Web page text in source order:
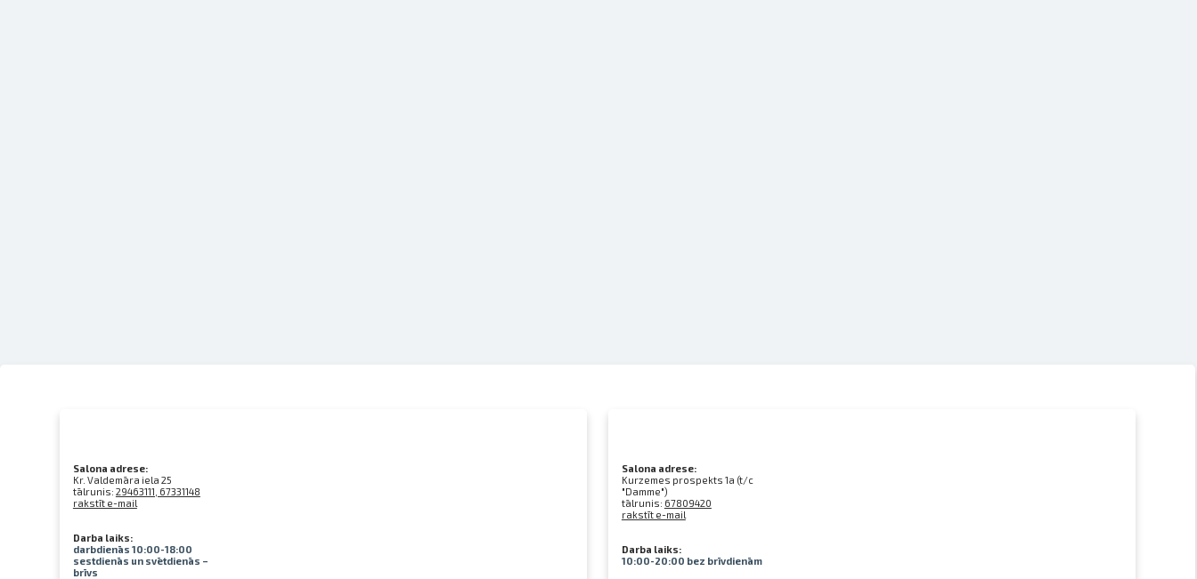
Salona adrese:
Kr. Valdemāra iela 25
tālrunis: 29463111, 67331148
rakstīt e-mail
Darba laiks:
darbdienās 10:00-18:00
sestdienās un svētdienās –
brīvs
Salona adrese:
Kurzemes prospekts 1a (t/c
"Damme")
tālrunis: 67809420
rakstīt e-mail
Darba laiks:
10:00-20:00 bez brīvdienām